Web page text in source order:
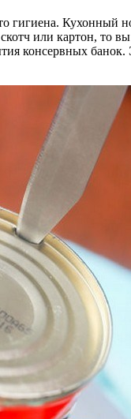
Кухонный
или картон, то
консервных